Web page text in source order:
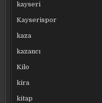
kayseri
Kayserispor
kaza
kazancı
Kilo
kira
kitap